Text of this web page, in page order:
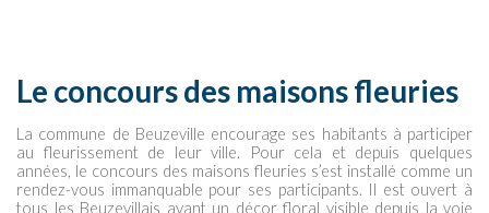
Le concours des maisons fleuries
La commune de Beuzeville encourage ses habitants à participer
au fleurissement de leur ville. Pour cela et depuis quelques
années, le concours des maisons fleuries s’est installé comme un
rendez-vous immanquable pour ses participants. Il est ouvert à
tous les Beuzevillais ayant un décor floral visible depuis la voie